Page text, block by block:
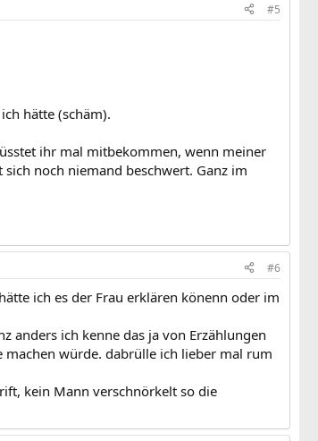
#5
hätte (schäm).
ihr mal mitbekommen, wenn meiner
noch niemand beschwert. Ganz im
#6
ich es der Frau erklären könenn oder im
anders ich kenne das ja von Erzählungen
machen würde. dabrülle ich lieber mal rum
kein Mann verschnörkelt so die